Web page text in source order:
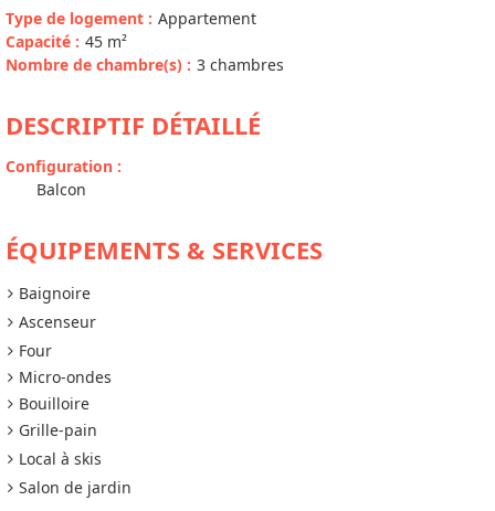
Type de logement : Appartement
Capacité : 45 m²
Nombre de chambre(s) : 3 chambres
DESCRIPTIF DÉTAILLÉ
Configuration :
Balcon
ÉQUIPEMENTS & SERVICES
Baignoire
Ascenseur
Four
Micro-ondes
Bouilloire
Grille-pain
Local à skis
Salon de jardin